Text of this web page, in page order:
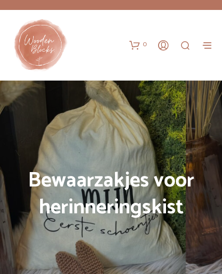
0
Bewaarzakjes voor
herinneringskist